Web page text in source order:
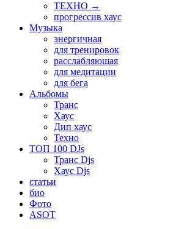
ТЕХНО →
прогрессив хаус
Музыка
энергичная
для тренировок
расслабляющая
для медитации
для бега
Альбомы
Транс
Хаус
Дип хаус
Техно
ТОП 100 DJs
Транс Djs
Хаус Djs
статьи
био
Фото
ASOT